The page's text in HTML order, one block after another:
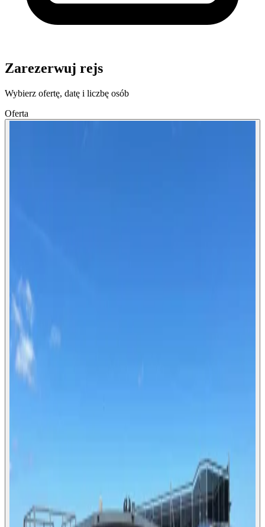
Zarezerwuj rejs
Wybierz ofertę, datę i liczbę osób
Oferta